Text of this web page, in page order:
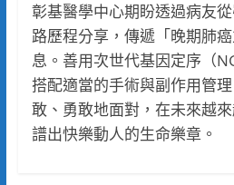
彰基醫學中心期盼透過病友
路歷程分享，傳遞「晚期肺
息。善用次世代基因定序（
搭配適當的手術與副作用管
敢、勇敢地面對，在未來越
譜出快樂動人的生命樂章。